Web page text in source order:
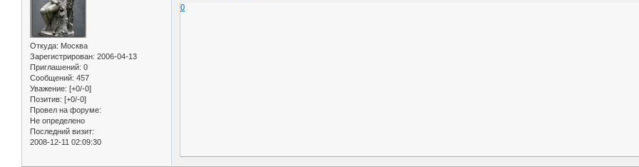
Откуда: Москва
Зарегистрирован: 2006-04-13
Приглашений: 0
Сообщений: 457
Уважение: [+0/-0]
Позитив: [+0/-0]
Провел на форуме:
Не определено
Последний визит:
2008-12-11 02:09:30
0